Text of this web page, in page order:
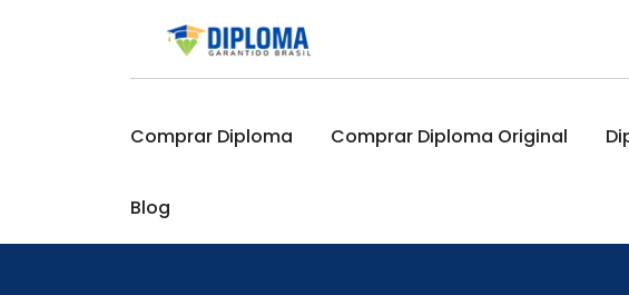
Comprar Diploma Comprar Diploma Original
Blog